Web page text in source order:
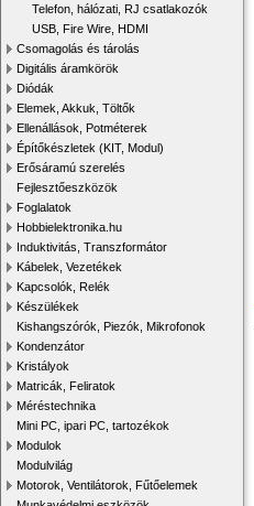
Telefon, hálózati, RJ csatlakozók
USB, Fire Wire, HDMI
Csomagolás és tárolás
Digitális áramkörök
Diódák
Elemek, Akkuk, Töltők
Ellenállások, Potméterek
Építőkészletek (KIT, Modul)
Erősáramú szerelés
Fejlesztőeszközök
Foglalatok
Hobbielektronika.hu
Induktivitás, Transzformátor
Kábelek, Vezetékek
Kapcsolók, Relék
Készülékek
Kishangszórók, Piezók, Mikrofonok
Kondenzátor
Kristályok
Matricák, Feliratok
Méréstechnika
Mini PC, ipari PC, tartozékok
Modulok
Modulvilág
Motorok, Ventilátorok, Fűtőelemek